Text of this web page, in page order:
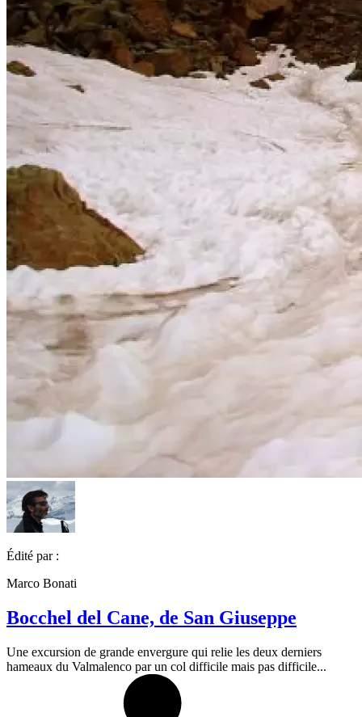
Édité par :
Marco Bonati
Bocchel del Cane, de San Giuseppe
Une excursion de grande envergure qui relie les deux derniers
hameaux du Valmalenco par un col difficile mais pas difficile...